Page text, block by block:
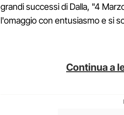
grandi successi di Dalla, "4
l'omaggio con entusiasmo e si
Continua a